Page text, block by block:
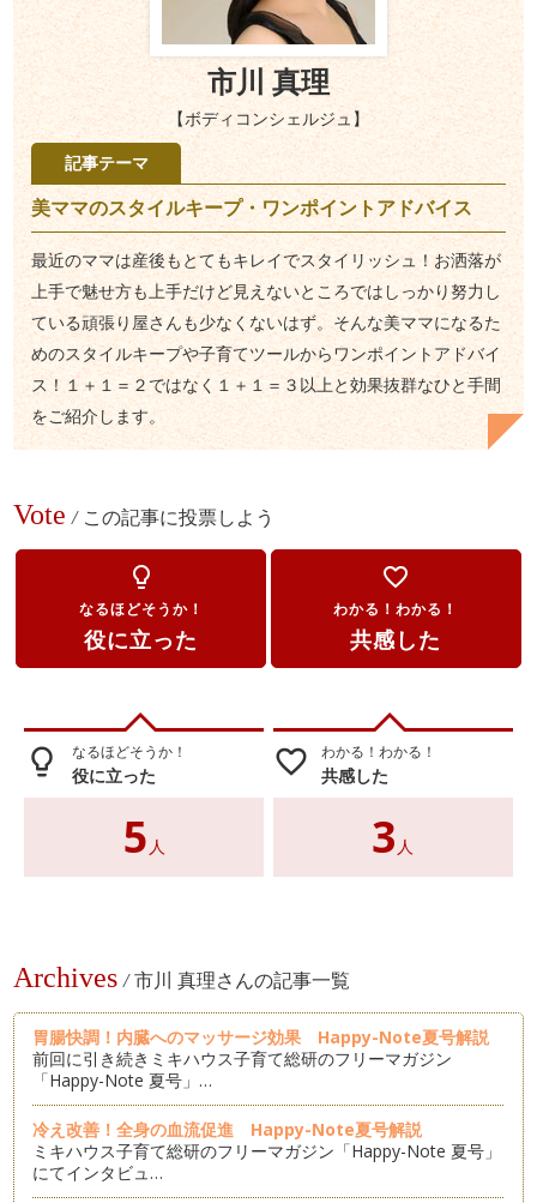
市川 真理
【ボディコンシェルジュ】
記事テーマ
美ママのスタイルキープ・ワンポイントアドバイス
最近のママは産後もとてもキレイでスタイリッシュ！お洒落が
上手で魅せ方も上手だけど見えないところではしっかり努力し
ている頑張り屋さんも少なくないはず。そんな美ママになるた
めのスタイルキープや子育てツールからワンポイントアドバイ
ス！１＋１＝２ではなく１＋１＝３以上と効果抜群なひと手間
をご紹介します。
Vote / この記事に投票しよう
lightbulb_outline
なるほどそうか！
役に立った
favorite_border
わかる！わかる！
共感した
lightbulb_outline なるほどそうか！
役に立った
5 人
favorite_border わかる！わかる！
共感した
3 人
Archives / 市川 真理さんの記事一覧
胃腸快調！内臓へのマッサージ効果 Happy-Note夏号解説
前回に引き続きミキハウス子育て総研のフリーマガジン
「Happy-Note 夏号」…
冷え改善！全身の血流促進 Happy-Note夏号解説
ミキハウス子育て総研のフリーマガジン「Happy-Note 夏号」
にてインタビュ…